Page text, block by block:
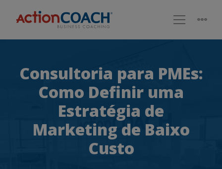
Consultoria para PMEs:
Como Definir uma
Estratégia de
Marketing de Baixo
Custo